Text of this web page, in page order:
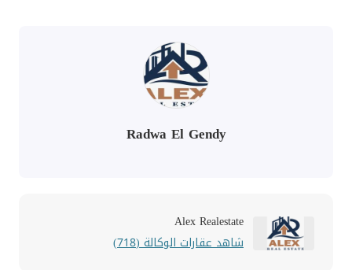
Radwa El Gendy
Alex Realestate
شاهد عقارات الوكالة (718)